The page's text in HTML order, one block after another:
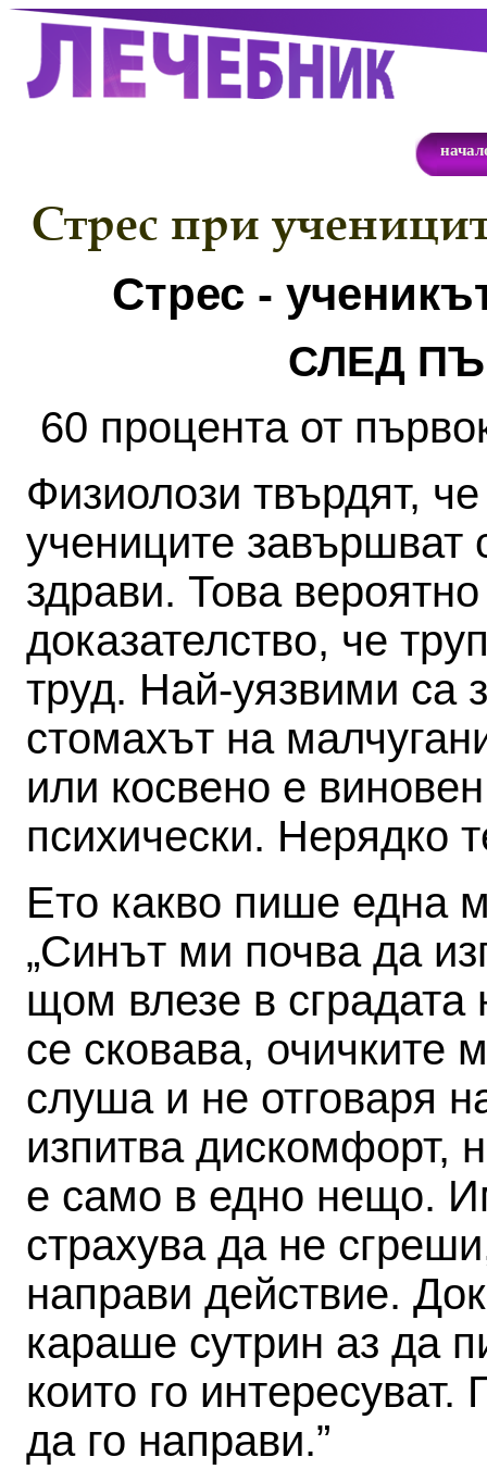
Стрес при
Стрес -
СЛЕД
60 процента от
Физиолози твърдят,
учениците завършват
здрави. Това
доказателство, че
труд. Най-уязвими са
стомахът на
или косвено е
психически. Нерядко
Ето какво пише една
„Синът ми почва да
щом влезе в
се сковава, очичките
слуша и не отговаря
изпитва дискомфорт,
е само в едно нещо.
страхува да не
направи действие.
караше сутрин аз да
които го
да го направи.”